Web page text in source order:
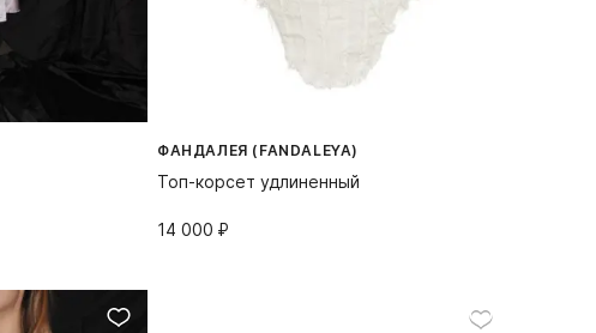
ФАНДАЛЕЯ (FANDALEYA)
Топ-корсет удлиненный
14 000⁠ ⁠₽